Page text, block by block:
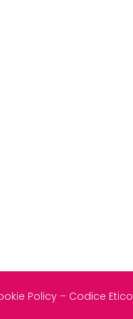
Policy – Codice Etico